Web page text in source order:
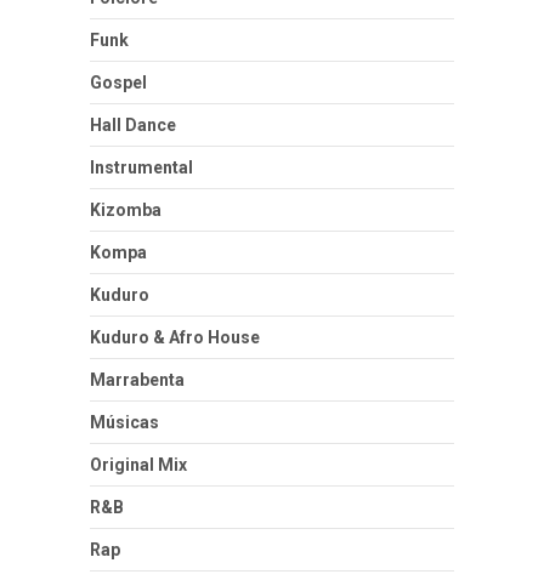
Funk
Gospel
Hall Dance
Instrumental
Kizomba
Kompa
Kuduro
Kuduro & Afro House
Marrabenta
Músicas
Original Mix
R&B
Rap